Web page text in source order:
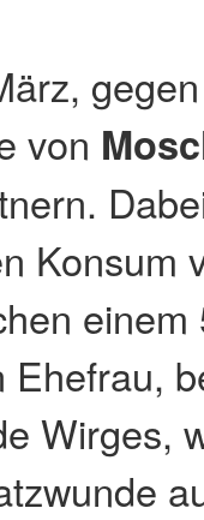
von
Konsum
Ehefrau,
Wirges,